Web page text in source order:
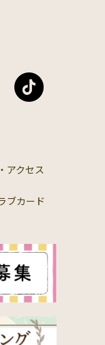
アクセス
ブカード